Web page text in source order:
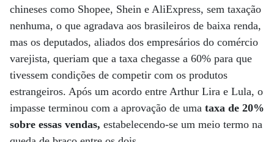
chineses como Shopee, Shein e AliExpress, sem taxação
nenhuma, o que agradava aos brasileiros de baixa renda,
mas os deputados, aliados dos empresários do comércio
varejista, queriam que a taxa chegasse a 60% para que
tivessem condições de competir com os produtos
estrangeiros. Após um acordo entre Arthur Lira e Lula, o
impasse terminou com a aprovação de uma taxa de 20%
sobre essas vendas, estabelecendo-se um meio termo na